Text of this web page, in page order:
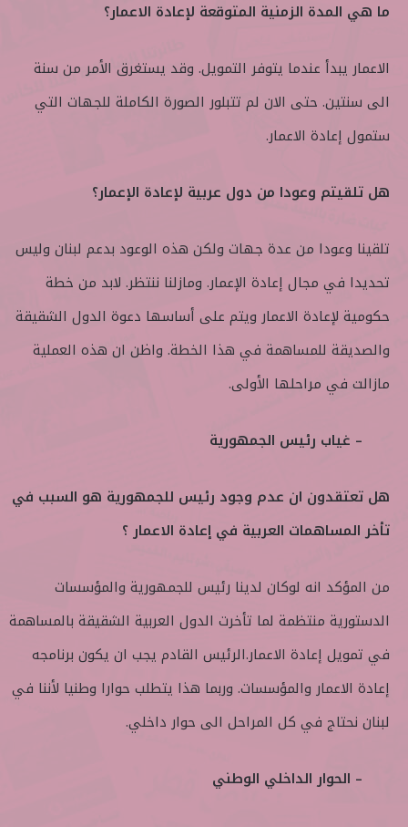
ما هي المدة الزمنية المتوقعة لإعادة الاعمار؟
الاعمار يبدأ عندما يتوفر التمويل. وقد يستغرق الأمر من سنة
الى سنتين. حتى الان لم تتبلور الصورة الكاملة للجهات التي
ستمول إعادة الاعمار.
هل تلقيتم وعودا من دول عربية لإعادة الإعمار؟
تلقينا وعودا من عدة جهات ولكن هذه الوعود بدعم لبنان وليس
تحديدا في مجال إعادة الإعمار. ومازلنا ننتظر. لابد من خطة
حكومية لإعادة الاعمار ويتم على أساسها دعوة الدول الشقيقة
والصديقة للمساهمة في هذا الخطة. واظن ان هذه العملية
مازالت في مراحلها الأولى.
– غياب رئيس الجمهورية
هل تعتقدون ان عدم وجود رئيس للجمهورية هو السبب في
تأخر المساهمات العربية في إعادة الاعمار ؟
من المؤكد انه لوكان لدينا رئيس للجمهورية والمؤسسات
الدستورية منتظمة لما تأخرت الدول العربية الشقيقة بالمساهمة
في تمويل إعادة الاعمار.الرئيس القادم يجب ان يكون برنامجه
إعادة الاعمار والمؤسسات. وربما هذا يتطلب حوارا وطنيا لأننا في
لبنان نحتاج في كل المراحل الى حوار داخلي.
– الحوار الداخلي الوطني